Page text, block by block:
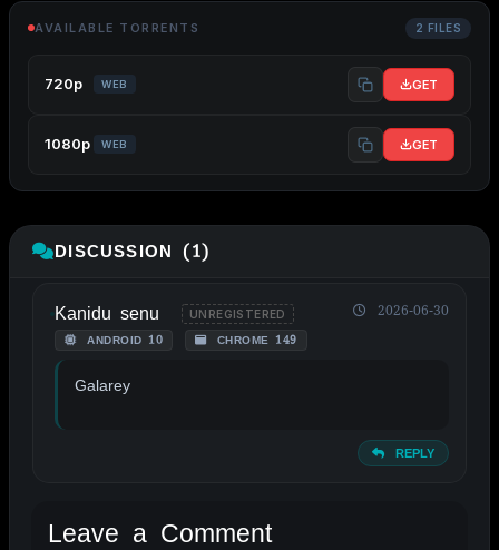
AVAILABLE TORRENTS 2 FILES
720p WEB GET
1080p WEB GET
DISCUSSION (1)
Kanidu senu UNREGISTERED
ANDROID 10 CHROME 149
2026-06-30
Galarey
REPLY
Leave a Comment